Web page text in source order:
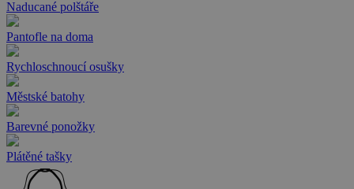
Naducané polštáře
Pantofle na doma
Rychloschnoucí osušky
Městské batohy
Barevné ponožky
Plátěné tašky